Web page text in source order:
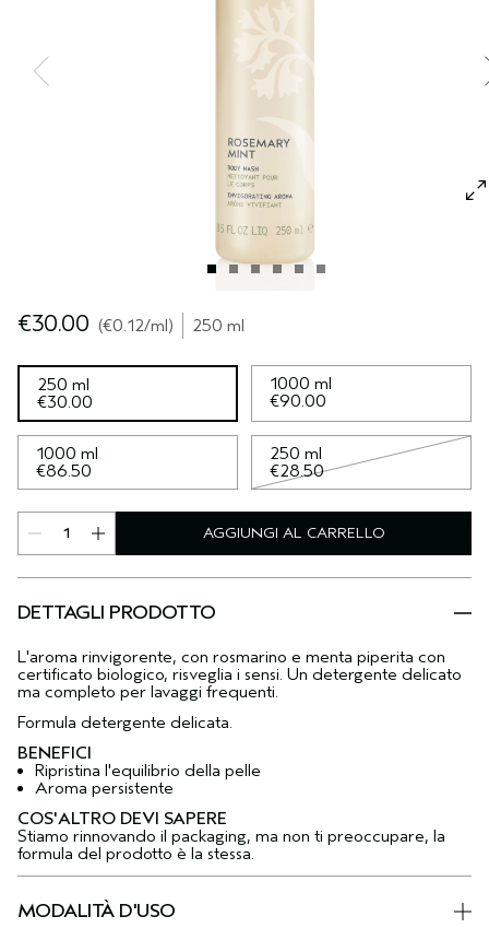
CUOIO CAPELLUTO SENSIBILE
TUTTE LE COLLEZIONI
€30.00 €0.12/ml 250 ml
250 ml
€30.00
1000 ml
€90.00
1000 ml
€86.50
250 ml
€28.50
AGGIUNGI AL CARRELLO
DETTAGLI PRODOTTO
L'aroma rinvigorente, con rosmarino e menta piperita con
certificato biologico, risveglia i sensi. Un detergente delicato
ma completo per lavaggi frequenti.
Formula detergente delicata.
BENEFICI
Ripristina l'equilibrio della pelle
Aroma persistente
COS'ALTRO DEVI SAPERE
Stiamo rinnovando il packaging, ma non ti preoccupare, la
formula del prodotto è la stessa.
MODALITÀ D'USO